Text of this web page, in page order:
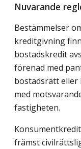
Nuvarande
Bestämmelser
kreditgivning
bostadskredit
förenad med
bostadsrätt eller
med
fastigheten.
främst